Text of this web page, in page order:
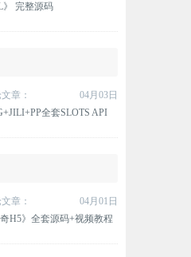
》 完整源码
章：
04月03日
全套SLOTS API
章：
04月01日
奇H5》全套源码+视频教程